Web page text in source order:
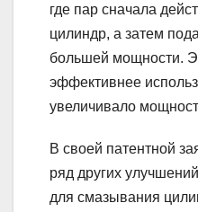
где пар сначала
цилиндр, а затем
большей мощности.
эффективнее
увеличивало
В своей патентной
ряд других
для смазывания